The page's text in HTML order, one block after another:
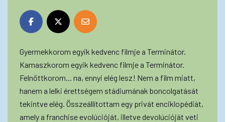
Gyermekkorom egyik kedvenc filmje a Terminátor.
Kamaszkorom egyik kedvenc filmje a Terminátor.
Felnőttkorom... na, ennyi elég lesz! Nem a film miatt,
hanem a lelki érettségem stádiumának boncolgatását
tekintve elég. Összeállítottam egy privát enciklopédiát,
amely a franchise evolúcióját, illetve devolúcióját veti